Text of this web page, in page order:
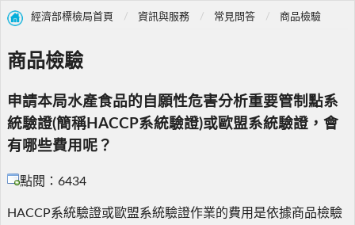
經濟部標檢局首頁 資訊與服務 常見問答 商品檢驗
商品檢驗
申請本局水產食品的自願性危害分析重要管制點系
統驗證(簡稱HACCP系統驗證)或歐盟系統驗證，會
有哪些費用呢？
點閱：6434
HACCP系統驗證或歐盟系統驗證作業的費用是依據商品檢驗